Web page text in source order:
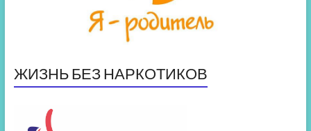
ЖИЗНЬ БЕЗ НАРКОТИКОВ